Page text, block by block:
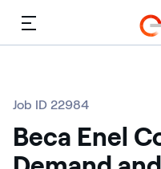
Menu
Job ID 22984
Beca Enel